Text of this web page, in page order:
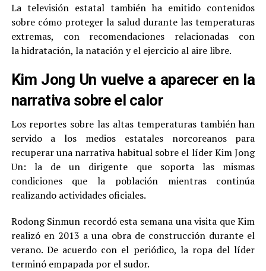
La televisión estatal también ha emitido contenidos
sobre cómo proteger la salud durante las temperaturas
extremas, con recomendaciones relacionadas con
la hidratación, la natación y el ejercicio al aire libre.
Kim Jong Un vuelve a aparecer en la
narrativa sobre el calor
Los reportes sobre las altas temperaturas también han
servido a los medios estatales norcoreanos para
recuperar una narrativa habitual sobre el líder Kim Jong
Un: la de un dirigente que soporta las mismas
condiciones que la población mientras continúa
realizando actividades oficiales.
Rodong Sinmun recordó esta semana una visita que Kim
realizó en 2013 a una obra de construcción durante el
verano. De acuerdo con el periódico, la ropa del líder
terminó empapada por el sudor.